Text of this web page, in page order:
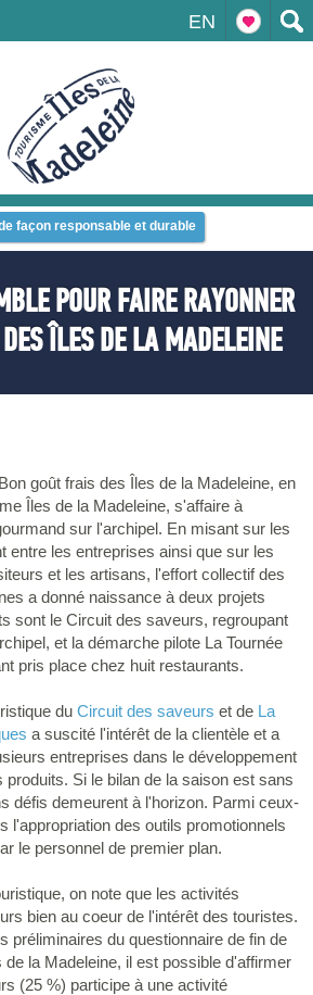
EN
façon responsable et durable
POUR FAIRE RAYONNER
ÎLES DE LA MADELEINE
goût frais des Îles de la Madeleine, en
Îles de la Madeleine, s'affaire à
sur l'archipel. En misant sur les
entre les entreprises ainsi que sur les
et les artisans, l'effort collectif des
a donné naissance à deux projets
sont le Circuit des saveurs, regroupant
et la démarche pilote La Tournée
pris place chez huit restaurants.
du Circuit des saveurs et de La
a suscité l'intérêt de la clientèle et a
entreprises dans le développement
produits. Si le bilan de la saison est sans
défis demeurent à l'horizon. Parmi ceux-
l'appropriation des outils promotionnels
le personnel de premier plan.
on note que les activités
bien au coeur de l'intérêt des touristes.
préliminaires du questionnaire de fin de
de la Madeleine, il est possible d'affirmer
(25 %) participe à une activité